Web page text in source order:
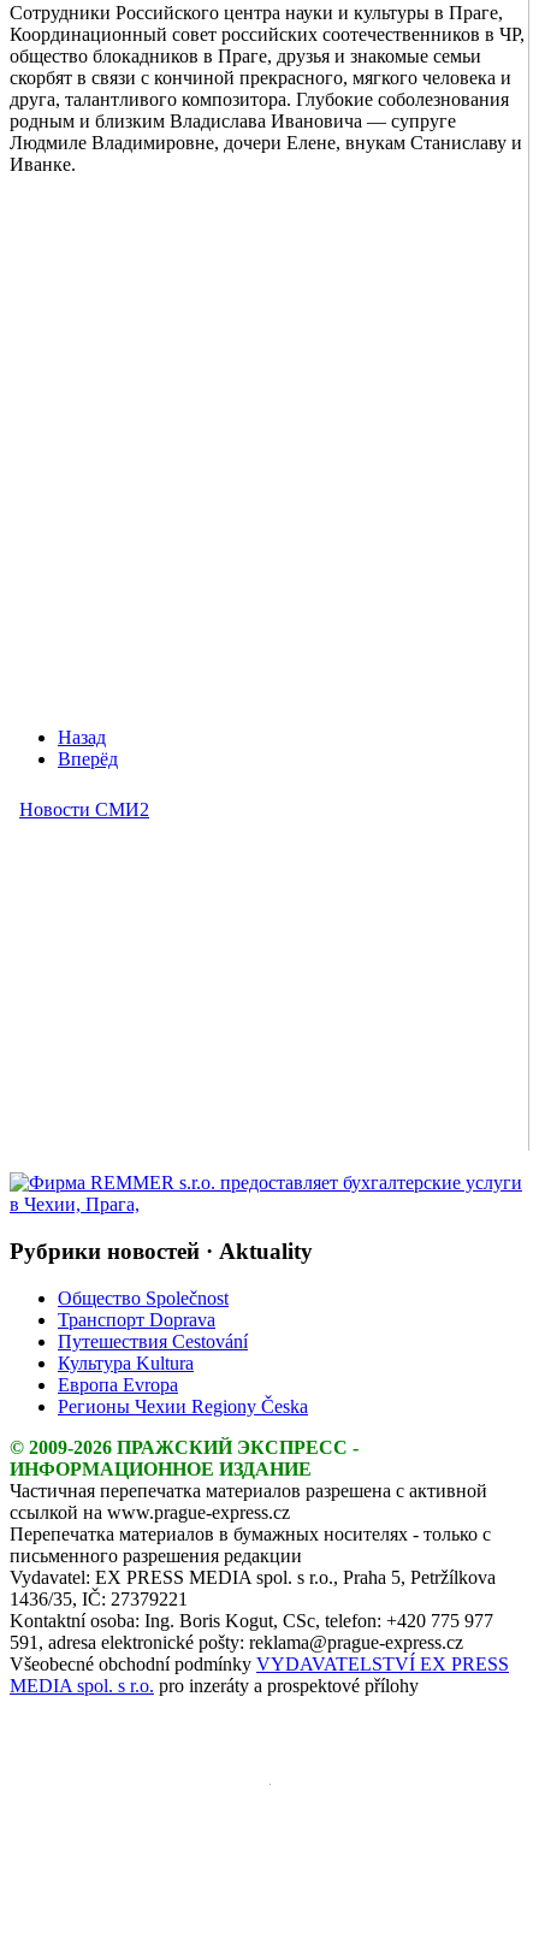
Сотрудники Российского центра науки и культуры в Праге,
Координационный совет российских соотечественников в ЧР,
общество блокадников в Праге, друзья и знакомые семьи
скорбят в связи с кончиной прекрасного, мягкого человека и
друга, талантливого композитора. Глубокие соболезнования
родным и близким Владислава Ивановича — супруге
Людмиле Владимировне, дочери Елене, внукам Станиславу и
Иванке.
Назад
Вперёд
Рубрики новостей · Aktuality
Общество Společnost
Транспорт Doprava
Путешествия Cestování
Культура Kultura
Европа Evropa
Регионы Чехии Regiony Česka
© 2009-2026 ПРАЖСКИЙ ЭКСПРЕСС -
ИНФОРМАЦИОННОЕ ИЗДАНИЕ
Частичная перепечатка материалов разрешена с активной
ссылкой на www.prague-express.cz
Перепечатка материалов в бумажных носителях - только с
письменного разрешения редакции
Vydavatel: EX PRESS MEDIA spol. s r.o., Praha 5, Petržílkova
1436/35, IČ: 27379221
Kontaktní osoba: Ing. Boris Kogut, CSc, telefon: +420 775 977
591, adresa elektronické pošty: reklama@prague-express.cz
Všeobecné obchodní podmínky VYDAVATELSTVÍ EX PRESS
MEDIA spol. s r.o. pro inzeráty a prospektové přílohy